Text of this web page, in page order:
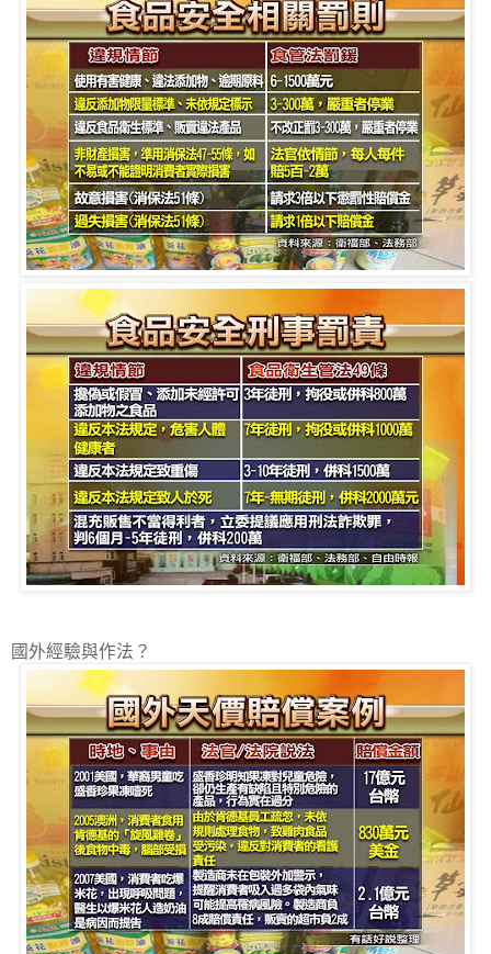
國外經驗與作法？